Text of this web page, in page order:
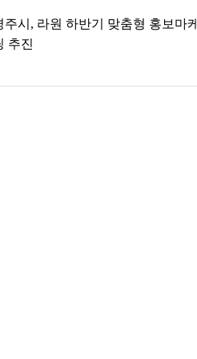
주시, 라원 하반기 맞춤형 홍보마케
추진